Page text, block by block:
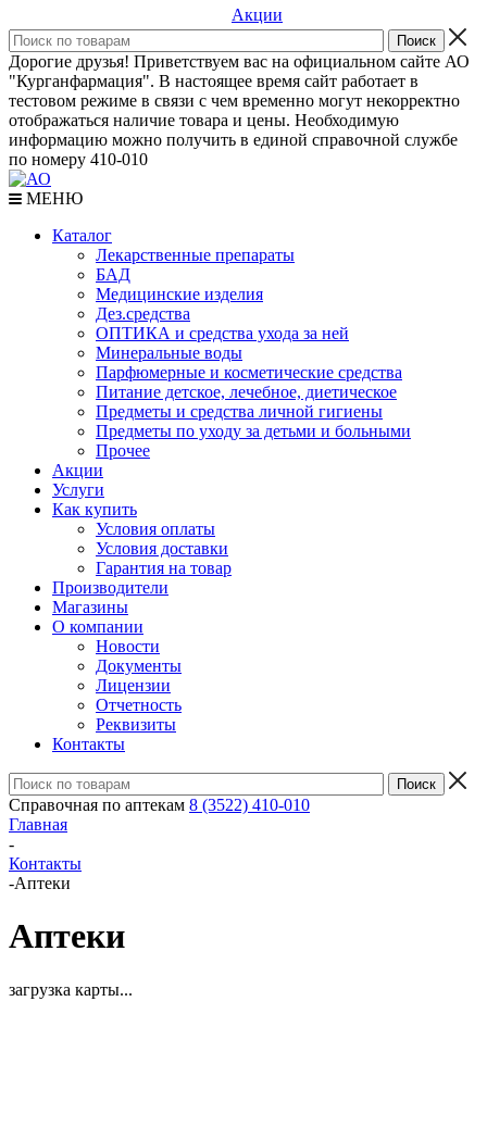
Акции
Дорогие друзья! Приветствуем вас на официальном сайте АО
"Курганфармация". В настоящее время сайт работает в
тестовом режиме в связи с чем временно могут некорректно
отображаться наличие товара и цены. Необходимую
информацию можно получить в единой справочной службе
по номеру 410-010
МЕНЮ
Каталог
Лекарственные препараты
БАД
Медицинские изделия
Дез.средства
ОПТИКА и средства ухода за ней
Минеральные воды
Парфюмерные и косметические средства
Питание детское, лечебное, диетическое
Предметы и средства личной гигиены
Предметы по уходу за детьми и больными
Прочее
Акции
Услуги
Как купить
Условия оплаты
Условия доставки
Гарантия на товар
Производители
Магазины
О компании
Новости
Документы
Лицензии
Отчетность
Реквизиты
Контакты
Справочная по аптекам 8 (3522) 410-010
Главная
-
Контакты
-Аптеки
Аптеки
загрузка карты...